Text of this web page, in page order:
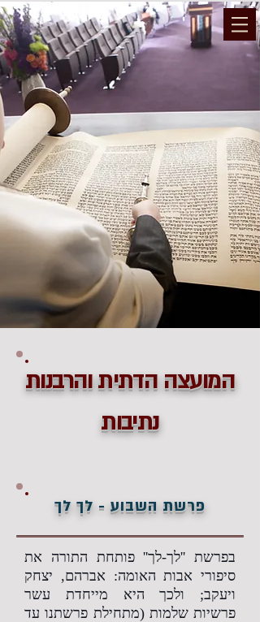
המועצה הדתית והרבנות נתיבות
המועצה הדתית והרבנות
נתיבות
פרשת השבוע - לך לך
בפרשת ''לך-לך'' פותחת התורה את
סיפורי אבות האומה: אברהם, יצחק
ויעקב; ולכך היא מייחדת עשר
פרשיות שלמות (מתחילת פרשתנו עד